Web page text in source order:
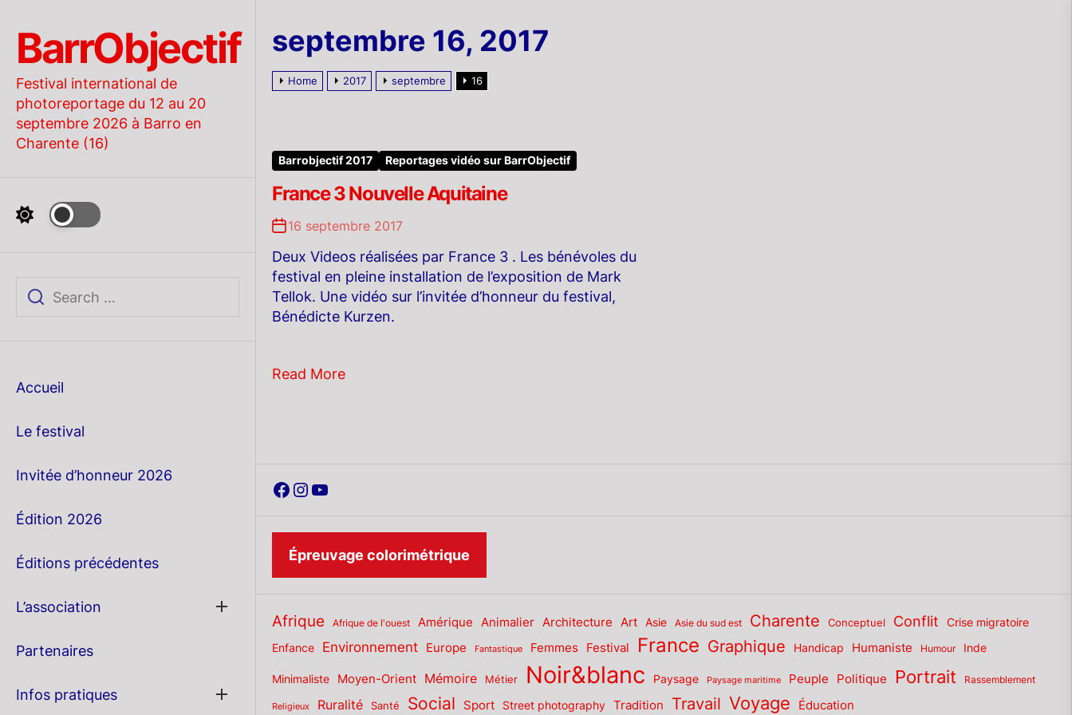
content
BarrObjectif
Festival international de
photoreportage du 12 au 20
septembre 2026 à Barro en
Charente (16)
Accueil
Le festival
Invitée d’honneur 2026
Édition 2026
Éditions précédentes
L’association
Show
Partenaires
Infos pratiques
Show
septembre 16, 2017
Home 2017 septembre 16
Barrobjectif 2017 Reportages vidéo sur BarrObjectif
France 3 Nouvelle Aquitaine
16 septembre 2017
Deux Videos réalisées par France 3 . Les bénévoles du
festival en pleine installation de l’exposition de Mark
Tellok. Une vidéo sur l’invitée d’honneur du festival,
Bénédicte Kurzen.
Read More
Facebook
Instagram
YouTube
Épreuvage colorimétrique
Afrique Afrique de l'ouest Amérique Animalier Architecture Art Asie Asie du sud est Charente Conceptuel Conflit Crise migratoire
Enfance Environnement Europe Fantastique Femmes Festival France Graphique Handicap Humaniste Humour Inde
Minimaliste Moyen-Orient Mémoire Métier Noir&blanc Paysage Paysage maritime Peuple Politique Portrait Rassemblement
Religieux Ruralité Santé Social Sport Street photography Tradition Travail Voyage Éducation